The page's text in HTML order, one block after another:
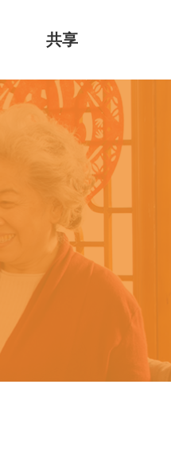
共享